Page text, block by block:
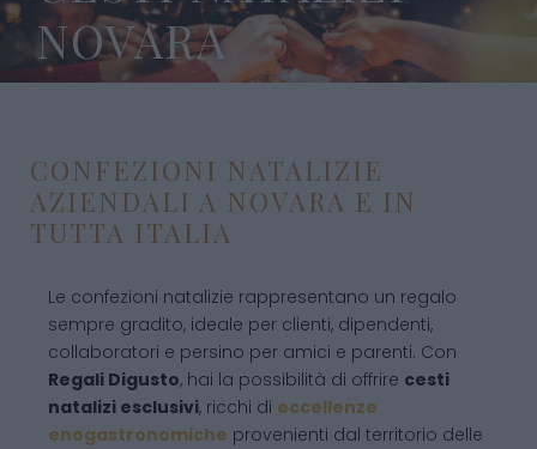
NOVARA
CONFEZIONI NATALIZIE
AZIENDALI A NOVARA E IN
TUTTA ITALIA
Le confezioni natalizie rappresentano un regalo
sempre gradito, ideale per clienti, dipendenti,
collaboratori e persino per amici e parenti. Con
Regali Digusto, hai la possibilità di offrire cesti
natalizi esclusivi, ricchi di eccellenze
enogastronomiche provenienti dal territorio delle